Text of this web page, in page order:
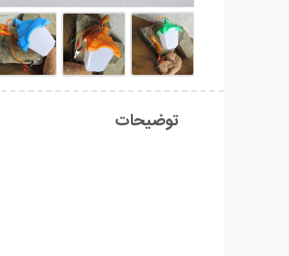
توضیحات